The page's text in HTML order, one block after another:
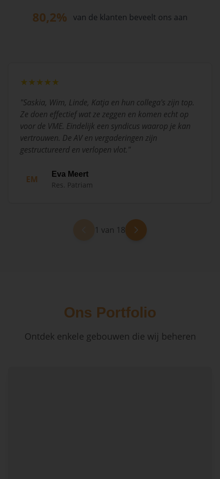
80,2% van de klanten beveelt ons aan
★★★★★
"Saskia, Wim, Linde, Katja en hun collega's zijn top.
Ze doen effectief wat ze zeggen en komen echt op
voor de VME. Eindelijk een syndicus waarop je kan
vertrouwen. De AV en vergaderingen zijn
gestructureerd en verlopen vlot."
EM Eva Meert
Res. Patriam
1 van 18
Ons Portfolio
Ontdek enkele gebouwen die wij beheren